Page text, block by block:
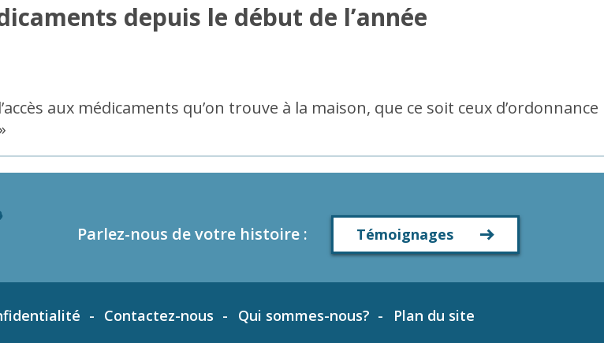
depuis le début de l’année
aux médicaments qu’on trouve à la maison, que ce soit ceux d’ordonnance
Parlez-nous de votre histoire : Témoignages
Contactez-nous Qui sommes-nous? Plan du site